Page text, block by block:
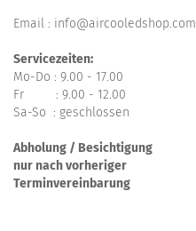
Email : info@aircooledshop.com
Servicezeiten:
Mo-Do : 9.00 - 17.00
Fr : 9.00 - 12.00
Sa-So : geschlossen
Abholung / Besichtigung
nur nach vorheriger
Terminvereinbarung